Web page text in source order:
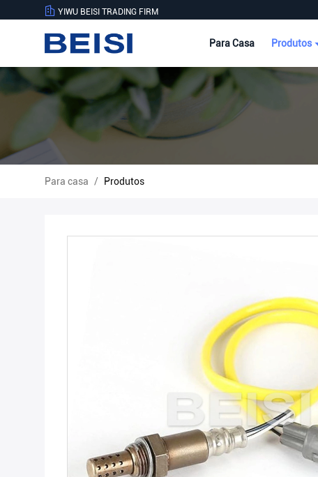
YIWU BEISI TRADING FIRM
Para Casa Produtos
Para casa / Produtos